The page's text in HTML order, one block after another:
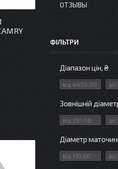
ОТЗЫВЫ
ФІЛЬТРИ
Діапазон цін, ₴
Зовнішній
Діаметр